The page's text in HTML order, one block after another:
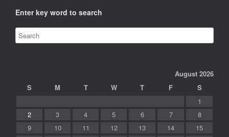
Enter key word to search
August 2026
S
M T W T F
S
1
2
3 4 5 6 7
8
9
10 11 12 13 14
15